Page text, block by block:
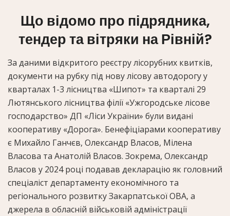
Що відомо про підрядника,
тендер та вітряки на Рівній?
За даними відкритого реєстру лісорубних квитків,
документи на рубку під нову лісову автодорогу у
кварталах 1-3 лісництва «Шипот» та кварталі 29
Лютянського лісництва філії «Ужгородське лісове
господарство» ДП «Ліси України» були видані
кооперативу «Дорога». Бенефіціарами кооперативу
є Михайло Ганчєв, Олександр Власов, Мілена
Власова та Анатолій Власов. Зокрема, Олександр
Власов у 2024 році подавав декларацію як головний
спеціаліст департаменту економічного та
регіонального розвитку Закарпатської ОВА, а
джерела в обласній військовій адміністрації